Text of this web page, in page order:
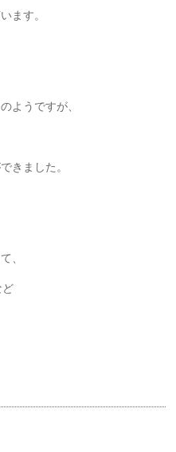
ます。
ようですが、
きました。
、
ど